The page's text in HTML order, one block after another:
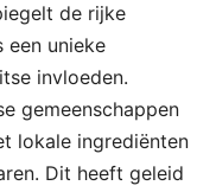
de rijke
een unieke
invloeden.
gemeenschappen
lokale ingrediënten
Dit heeft geleid